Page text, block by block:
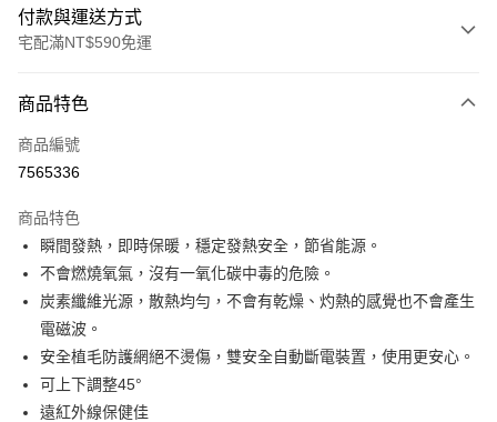
付款與運送方式
宅配滿NT$590免運
POYA支付
信用卡一次付款
Apple Pay
街口支付
悠遊付
Google Pay
AFTEE先享後付
商品特色
商品編號
7565336
商品特色
瞬間發熱，即時保暖，穩定發熱安全，節省能源。
不會燃燒氧氣，沒有一氧化碳中毒的危險。
炭素纖維光源，散熱均勻，不會有乾燥、灼熱的感覺也不會產生
電磁波。
安全植毛防護網絕不燙傷，雙安全自動斷電裝置，使用更安心。
可上下調整45°
遠紅外線保健佳